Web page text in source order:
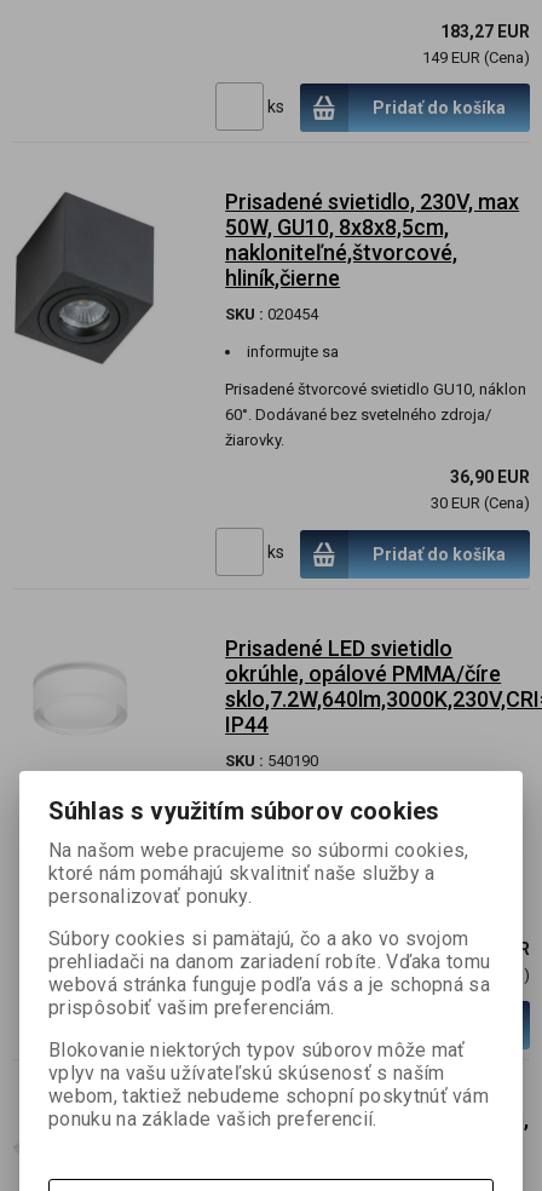
183,27 EUR
149 EUR (Cena)
ks Pridať do košíka
Prisadené svietidlo, 230V, max
50W, GU10, 8x8x8,5cm,
nakloniteľné,štvorcové,
hliník,čierne
SKU : 020454
informujte sa
Prisadené štvorcové svietidlo GU10, náklon
60°. Dodávané bez svetelného zdroja/
žiarovky.
36,90 EUR
30 EUR (Cena)
ks Pridať do košíka
Prisadené LED svietidlo
okrúhle, opálové PMMA/číre
IP44
SKU : 540190
informujte sa
ochranou proti vlhkosti IP44, číre sklo s
opálovým PMMA krytom. Dostpné aj v
štvorcovom prevedení 90x90mm.
185,49 EUR
150,80 EUR (Cena)
Zapustené svietidlo štvorcové,
Súhlas s využitím súborov cookies
Na našom webe pracujeme so súbormi cookies,
ktoré nám pomáhajú skvalitniť naše služby a
personalizovať ponuky.
Súbory cookies si pamätajú, čo a ako vo svojom
prehliadači na danom zariadení robíte. Vďaka tomu
webová stránka funguje podľa vás a je schopná sa
prispôsobiť vašim preferenciám.
Blokovanie niektorých typov súborov môže mať
vplyv na vašu užívateľskú skúsenosť s naším
webom, taktiež nebudeme schopní poskytnúť vám
ponuku na základe vašich preferencií.